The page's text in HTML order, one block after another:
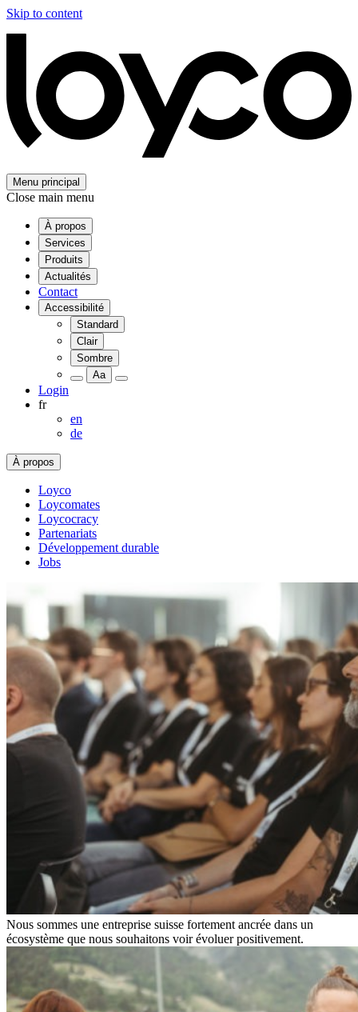
Skip to content
Menu principal
Close main menu
À propos
Services
Produits
Actualités
Contact
Accessibilité
Standard
Clair
Sombre
Aa
Login
fr
en
de
À propos
Loyco
Loycomates
Loycocracy
Partenariats
Développement durable
Jobs
Nous sommes une entreprise suisse fortement ancrée dans un
écosystème que nous souhaitons voir évoluer positivement.